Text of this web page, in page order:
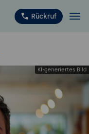
Rückruf